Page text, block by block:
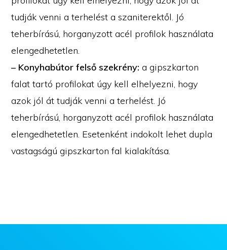
tudják venni a terhelést a szaniterektől. Jó
teherbírású, horganyzott acél profilok használata
elengedhetetlen.
– Konyhabútor felső szekrény: a gipszkarton
falat tartó profilokat úgy kell elhelyezni, hogy
azok jól át tudják venni a terhelést. Jó
teherbírású, horganyzott acél profilok használata
elengedhetetlen. Esetenként indokolt lehet dupla
vastagságú gipszkarton fal kialakítása.